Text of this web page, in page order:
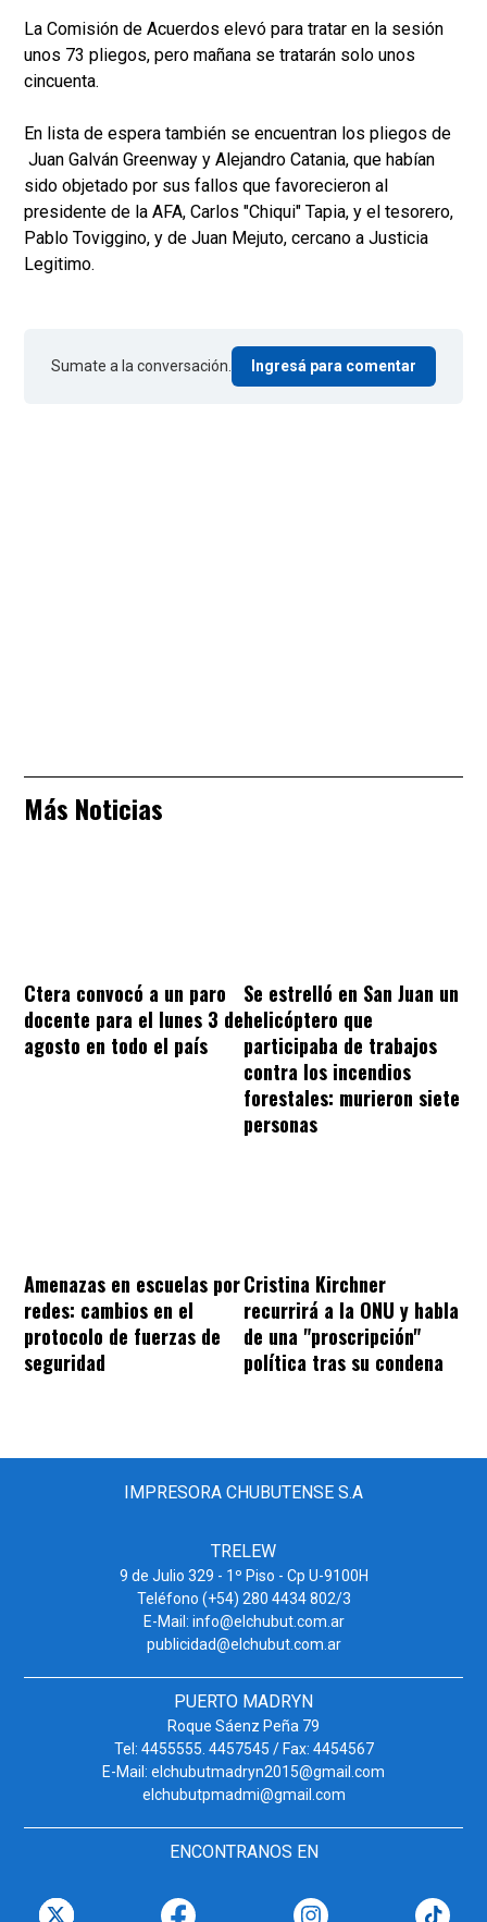
La Comisión de Acuerdos elevó para tratar en la sesión
unos 73 pliegos, pero mañana se tratarán solo unos
cincuenta.
En lista de espera también se encuentran los pliegos de
Juan Galván Greenway y Alejandro Catania, que habían
sido objetado por sus fallos que favorecieron al
presidente de la AFA, Carlos "Chiqui" Tapia, y el tesorero,
Pablo Toviggino, y de Juan Mejuto, cercano a Justicia
Legitimo.
Sumate a la conversación. Ingresá para comentar
Más Noticias
Ctera convocó a un paro
docente para el lunes 3 de
agosto en todo el país
Se estrelló en San Juan un
helicóptero que
participaba de trabajos
contra los incendios
forestales: murieron siete
personas
Amenazas en escuelas por
redes: cambios en el
protocolo de fuerzas de
seguridad
Cristina Kirchner
recurrirá a la ONU y habla
de una "proscripción"
política tras su condena
IMPRESORA CHUBUTENSE S.A
TRELEW
9 de Julio 329 - 1º Piso - Cp U-9100H
Teléfono (+54) 280 4434 802/3
E-Mail: info@elchubut.com.ar
publicidad@elchubut.com.ar
PUERTO MADRYN
Roque Sáenz Peña 79
Tel: 4455555. 4457545 / Fax: 4454567
E-Mail: elchubutmadryn2015@gmail.com
elchubutpmadmi@gmail.com
ENCONTRANOS EN